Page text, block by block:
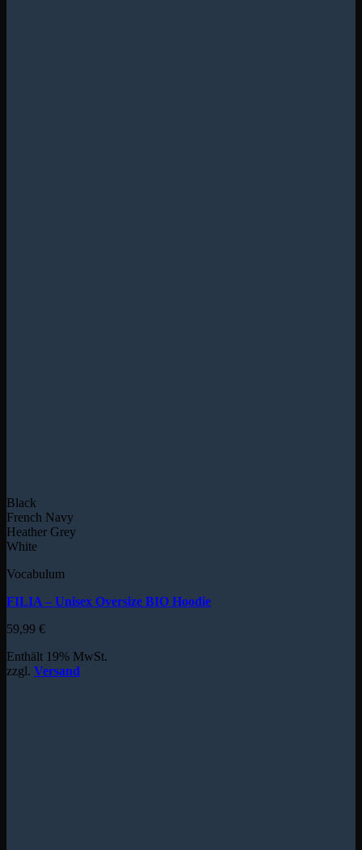
Black
French Navy
Heather Grey
White
Vocabulum
FILIA – Unisex Oversize BIO Hoodie
59,99 €
Enthält 19% MwSt.
zzgl. Versand